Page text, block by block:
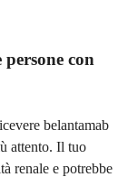
con
belantamab
attento. Il tuo
renale e potrebbe